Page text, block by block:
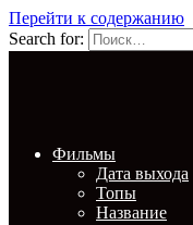
Перейти к содержанию
Search for:
Фильмы
Дата выхода
Топы
Название